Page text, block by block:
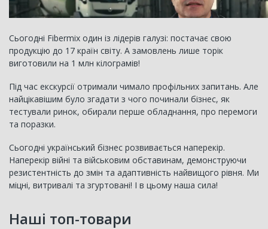
Сьогодні Fibermix один із лідерів галузі: постачає свою
продукцію до 17 країн світу. А замовлень лише торік
виготовили на 1 млн кілограмів!
Під час екскурсії отримали чимало профільних запитань. Але
найцікавішим було згадати з чого починали бізнес, як
тестували ринок, обирали перше обладнання, про перемоги
та поразки.
Сьогодні український бізнес розвивається наперекір.
Наперекір війні та військовим обставинам, демонструючи
резистентність до змін та адаптивність найвищого рівня. Ми
міцні, витривалі та згуртовані! І в цьому наша сила!
Наші топ-товари